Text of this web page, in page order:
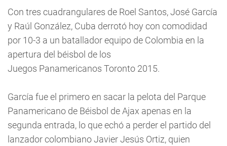
Con tres cuadrangulares de Roel Santos, José García
y Raúl González, Cuba derrotó hoy con comodidad
por 10-3 a un batallador equipo de Colombia en la
apertura del béisbol de los
Juegos Panamericanos Toronto 2015.
García fue el primero en sacar la pelota del Parque
Panamericano de Béisbol de Ajax apenas en la
segunda entrada, lo que echó a perder el partido del
lanzador colombiano Javier Jesús Ortiz, quien